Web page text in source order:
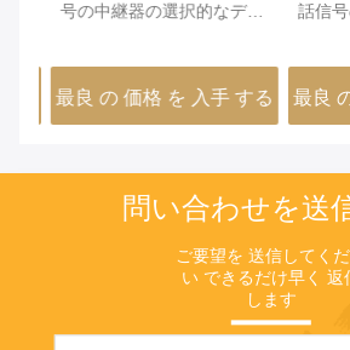
号の中継器の選択的なデュ
バンド
最良 の 価格 を 入手 する
話信号
移動式
最良
問い合わせを送
ご要望を 送信してくだ
い できるだけ早く 返
します